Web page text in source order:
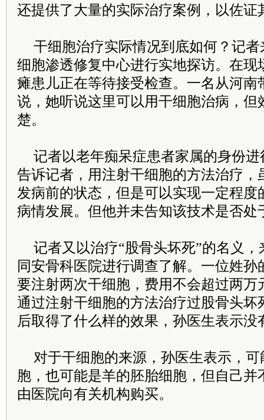
还提供了大量的实际治疗案例，以佐证
干细胞治疗实际情况到底如何？记
细胞渗透修复中心进行实地探访。在现
瘫患儿正在等待接受检查。一名从河南
说，她听说这里可以用干细胞治病，但
楚。
记者以老年痴呆症患者家属的身份
告诉记者，用注射干细胞的方法治疗，
发病前的状态，但是可以实现一定程度
病情发展。但他并未告知该技术是否处
记者又以治疗“股骨头坏死”的名义
同安骨科医院进行调查了解。一位姓孙
要注射两次干细胞，费用不会超过两万
通过注射干细胞的方法治疗过股骨头坏
后取得了什么样的效果，孙医生表示没
对于干细胞的来源，孙医生表示，
胞，也可能是羊的胚胎细胞，但自己并
由医院向有关机构购买。